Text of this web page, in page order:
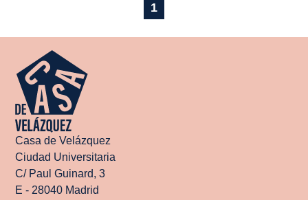
1
Casa de Velázquez
Ciudad Universitaria
C/ Paul Guinard, 3
E - 28040 Madrid